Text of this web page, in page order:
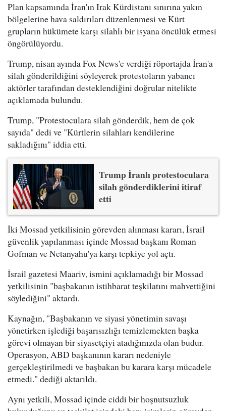
Plan kapsamında İran'ın Irak Kürdistanı sınırına yakın
bölgelerine hava saldırıları düzenlenmesi ve Kürt
grupların hükümete karşı silahlı bir isyana öncülük etmesi
öngörülüyordu.
Trump, nisan ayında Fox News'e verdiği röportajda İran'a
silah gönderildiğini söyleyerek protestoların yabancı
aktörler tarafından desteklendiğini doğrular nitelikte
açıklamada bulundu.
Trump, "Protestoculara silah gönderdik, hem de çok
sayıda" dedi ve "Kürtlerin silahları kendilerine
sakladığını" iddia etti.
Trump İranlı protestoculara
silah gönderdiklerini itiraf
etti
İki Mossad yetkilisinin görevden alınması kararı, İsrail
güvenlik yapılanması içinde Mossad başkanı Roman
Gofman ve Netanyahu'ya karşı tepkiye yol açtı.
İsrail gazetesi Maariv, ismini açıklamadığı bir Mossad
yetkilisinin "başbakanın istihbarat teşkilatını mahvettiğini
söylediğini" aktardı.
Kaynağın, "Başbakanın ve siyasi yönetimin savaşı
yönetirken işlediği başarısızlığı temizlemekten başka
görevi olmayan bir siyasetçiyi atadığınızda olan budur.
Operasyon, ABD başkanının kararı nedeniyle
gerçekleştirilmedi ve başbakan bu karara karşı mücadele
etmedi." dediği aktarıldı.
Aynı yetkili, Mossad içinde ciddi bir hoşnutsuzluk